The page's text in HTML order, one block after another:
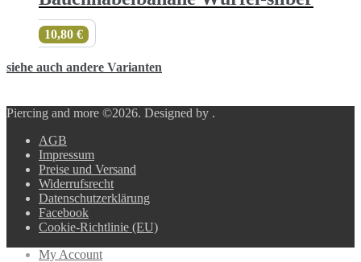
10,80 €
siehe auch andere Varianten
Piercing and more ©2026. Designed by .
AGB
Impressum
Preise und Versand
Widerrufsrecht
Datenschutzerklärung
Facebook
Cookie-Richtlinie (EU)
My Account